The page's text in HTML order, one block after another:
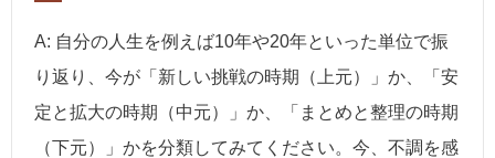
A: 自分の人生を例えば10年や20年といった単位で振
り返り、今が「新しい挑戦の時期（上元）」か、「安
定と拡大の時期（中元）」か、「まとめと整理の時期
（下元）」かを分類してみてください。今、不調を感